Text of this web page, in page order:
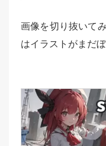
画像を切り抜いて
はイラストがまだ